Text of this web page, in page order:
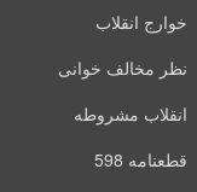
خوارج انقلاب
نظر مخالف خوانی
انقلاب مشروطه
قطعنامه 598